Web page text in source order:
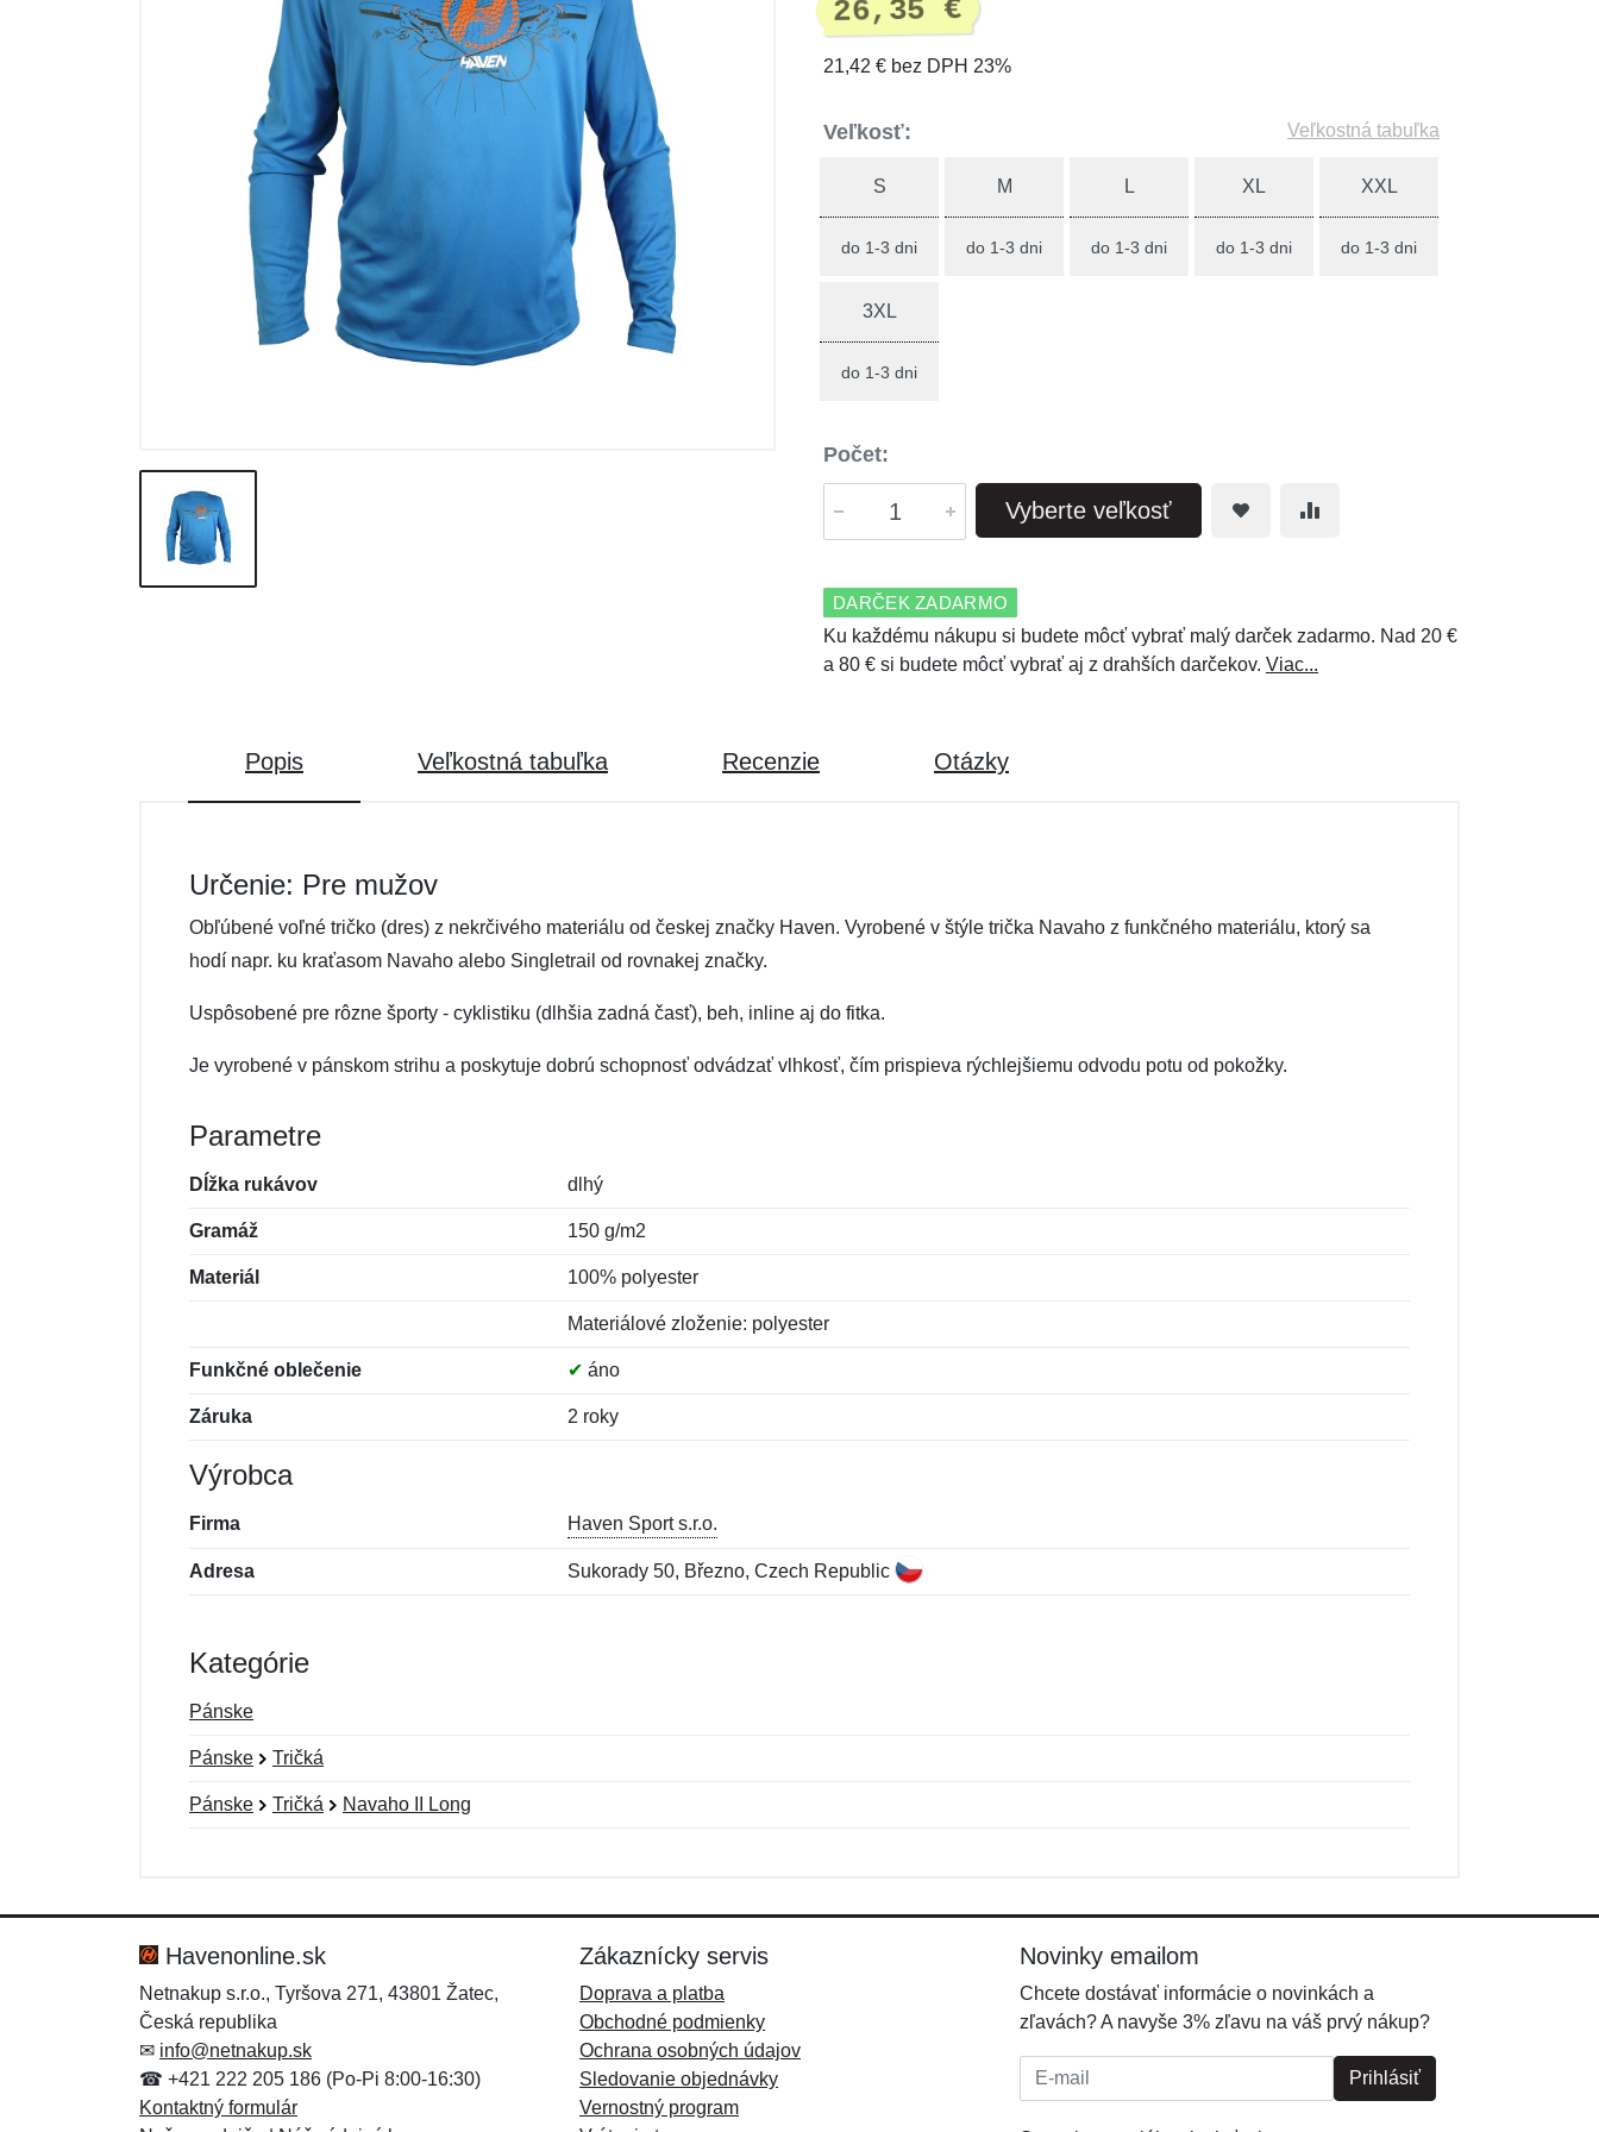
26,35 €
21,42 € bez DPH 23%
Veľkosť: Veľkostná tabuľka
S
do 1-3 dni
M
do 1-3 dni
L
do 1-3 dni
XL
do 1-3 dni
XXL
do 1-3 dni
3XL
do 1-3 dni
Počet:
Vyberte veľkosť
DARČEK ZADARMO
Ku každému nákupu si budete môcť vybrať malý darček zadarmo. Nad 20 €
a 80 € si budete môcť vybrať aj z drahších darčekov. Viac...
Popis Veľkostná tabuľka Recenzie Otázky
Určenie: Pre mužov
Obľúbené voľné tričko (dres) z nekrčivého materiálu od českej značky Haven. Vyrobené v štýle trička Navaho z funkčného materiálu, ktorý sa
hodí napr. ku kraťasom Navaho alebo Singletrail od rovnakej značky.
Uspôsobené pre rôzne športy - cyklistiku (dlhšia zadná časť), beh, inline aj do fitka.
Je vyrobené v pánskom strihu a poskytuje dobrú schopnosť odvádzať vlhkosť, čím prispieva rýchlejšiemu odvodu potu od pokožky.
Parametre
Dĺžka rukávov dlhý
Gramáž 150 g/m2
Materiál 100% polyester
Materiálové zloženie: polyester
Funkčné oblečenie ✔ áno
Záruka 2 roky
Výrobca
Firma Haven Sport s.r.o.
Adresa Sukorady 50, Březno, Czech Republic
Kategórie
Pánske
Pánske Tričká
Pánske Tričká Navaho II Long
Správa*
Správa*
Havenonline.sk
Netnakup s.r.o., Tyršova 271, 43801 Žatec,
Česká republika
✉ info@netnakup.sk
☎ +421 222 205 186 (Po-Pi 8:00-16:30)
Kontaktný formulár
Zákaznícky servis
Doprava a platba
Obchodné podmienky
Ochrana osobných údajov
Sledovanie objednávky
Vernostný program
Novinky emailom
Chcete dostávať informácie o novinkách a
zľavách? A navyše 3% zľavu na váš prvý nákup?
E-mail: Prihlásiť